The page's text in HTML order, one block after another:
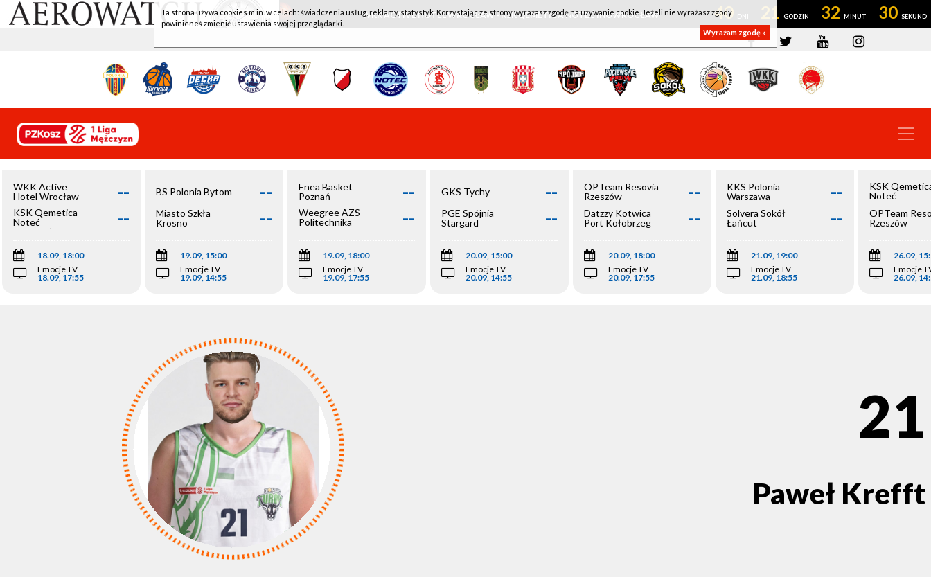
WKK ACTIVE HOTEL WROCŁAW - KSK QEMETICA NOTEĆ INOWROCŁAW 40 21 32 30
WKK Active
Hotel Wrocław
--
KSK Qemetica
Noteć
Inowrocław
--
18.09, 18:00
Emocje TV
18.09, 17:55
BS Polonia Bytom --
Miasto Szkła
Krosno
--
19.09, 15:00
Emocje TV
19.09, 14:55
Enea Basket
Poznań
--
Weegree AZS
Politechnika
--
19.09, 18:00
Emocje TV
19.09, 17:55
GKS Tychy --
PGE Spójnia
Stargard
--
20.09, 15:00
Emocje TV
20.09, 14:55
OPTeam Resovia
Rzeszów
--
Datzzy Kotwica
Port Kołobrzeg
--
20.09, 18:00
Emocje TV
20.09, 17:55
KKS Polonia
Warszawa
--
Solvera Sokół
Łańcut
--
21.09, 19:00
Emocje TV
21.09, 18:55
KSK
Noteć
Inowrocław
OPTeam
Rzeszów
26.09,
Emocje
26.09,
21
Paweł Krefft
Ta strona używa cookies m.in. w celach: świadczenia usług, reklamy, statystyk. Korzystając ze strony wyrażasz zgodę na używanie cookie. Jeżeli nie wyrażasz zgody
powinieneś zmienić ustawienia swojej przeglądarki.
Wyrażam zgodę »